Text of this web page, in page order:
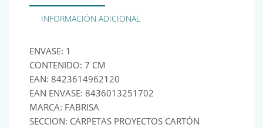
INFORMACIÓN ADICIONAL
ENVASE: 1
CONTENIDO: 7 CM
EAN: 8423614962120
EAN ENVASE: 8436013251702
MARCA: FABRISA
SECCION: CARPETAS PROYECTOS CARTÓN